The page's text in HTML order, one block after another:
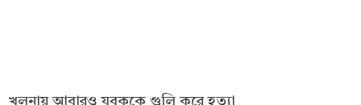
খুলনায় আবারও যুবককে গুলি করে হত্যা